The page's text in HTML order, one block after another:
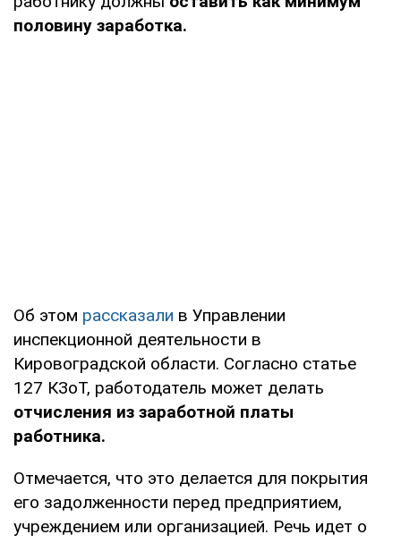
половину заработка.
Об этом рассказали в Управлении
инспекционной деятельности в
Кировоградской области. Согласно статье
127 КЗоТ, работодатель может делать
отчисления из заработной платы
работника.
Отмечается, что это делается для покрытия
его задолженности перед предприятием,
учреждением или организацией. Речь идет о